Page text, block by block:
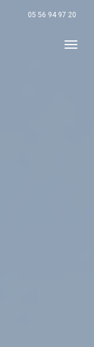
05 56 94 97 20